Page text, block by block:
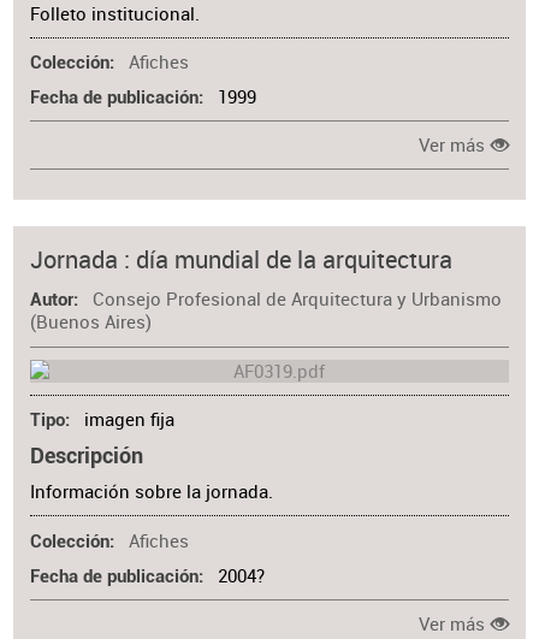
Folleto institucional.
Colección Afiches
Fecha de publicación 1999
Ver más
Jornada : día mundial de la arquitectura
Autor
Consejo Profesional de Arquitectura y Urbanismo
(Buenos Aires)
Tipo imagen fija
Descripción
Información sobre la jornada.
Colección Afiches
Fecha de publicación 2004?
Ver más